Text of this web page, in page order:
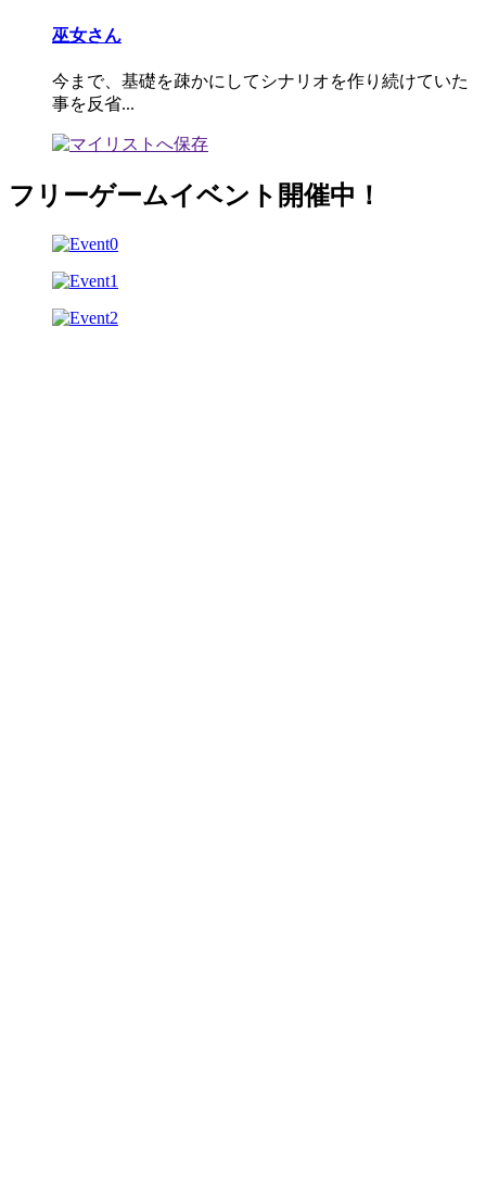
巫女さん
今まで、基礎を疎かにしてシナリオを作り続けていた
事を反省...
フリーゲームイベント開催中！